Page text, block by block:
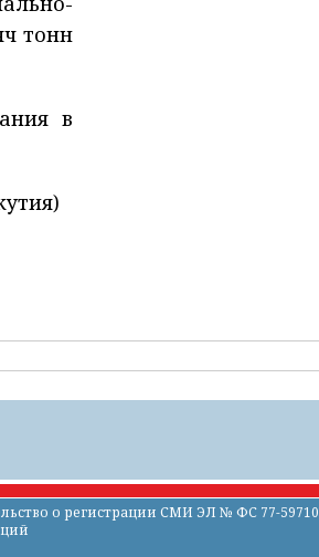
тонн
в
о регистрации СМИ ЭЛ № ФС 77-59710